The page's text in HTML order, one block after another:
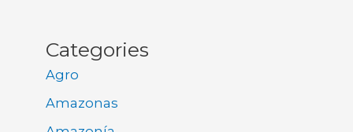
Categories
Agro
Amazonas